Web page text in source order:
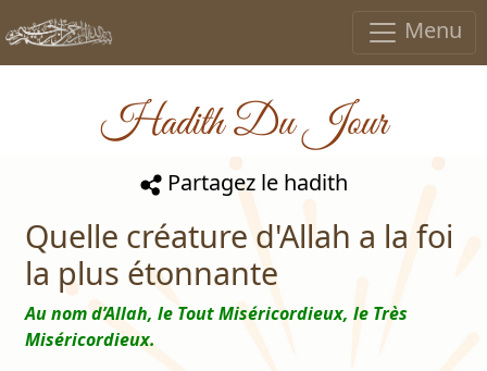
Menu
Hadith Du Jour
Partagez le hadith
Quelle créature d'Allah a la foi
la plus étonnante
Au nom d’Allah, le Tout Miséricordieux, le Très
Miséricordieux.